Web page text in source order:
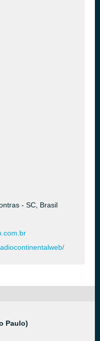
- SC, Brasil
Paulo)